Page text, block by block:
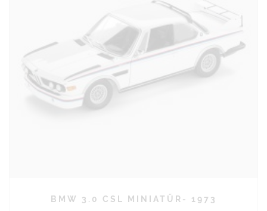
BMW 3.0 CSL MINIATŰR- 1973